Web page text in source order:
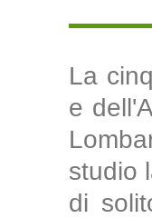
La
e
studio
di